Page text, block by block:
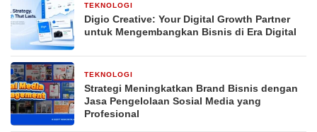
TEKNOLOGI
Digio Creative: Your Digital Growth Partner
untuk Mengembangkan Bisnis di Era Digital
TEKNOLOGI
Strategi Meningkatkan Brand Bisnis dengan
Jasa Pengelolaan Sosial Media yang
Profesional